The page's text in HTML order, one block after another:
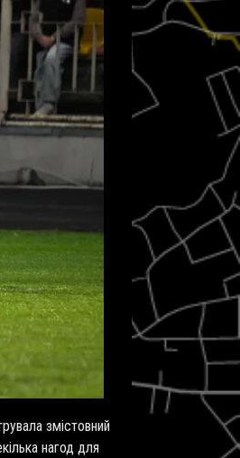
змістовний
нагод для